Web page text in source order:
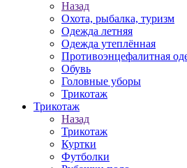
Назад
Охота, рыбалка, туризм
Одежда летняя
Одежда утеплённая
Противоэнцефалитная
Обувь
Головные уборы
Трикотаж
Трикотаж
Назад
Трикотаж
Куртки
Футболки